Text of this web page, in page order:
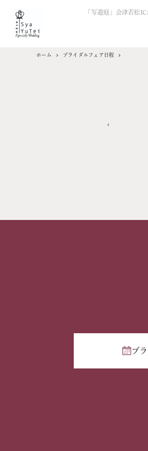
「写遊庭」会津若松
ホーム ブライダルフェア日程
ブ